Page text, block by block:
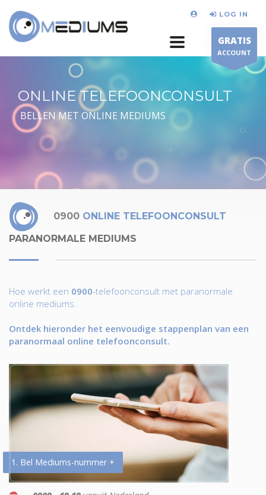
LOG IN
GRATIS
ACCOUNT
ONLINE TELEFOONCONSULT
BELLEN MET ONLINE MEDIUMS
0900 ONLINE TELEFOONCONSULT
PARANORMALE MEDIUMS
Hoe werkt een 0900-telefoonconsult met paranormale
online mediums.
Ontdek hieronder het eenvoudige stappenplan van een
paranormaal online telefoonconsult.
1. Bel Mediums-nummer +